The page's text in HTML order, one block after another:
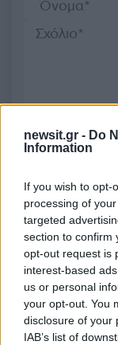
newsit.gr - Do
Information
If you wish to opt-
processing of
targeted
section to confirm
opt-out request is
interest-based
us or personal
your opt-out. You
disclosure of your
IAB’s list of
Πολιτική Απορρήτου
Ακολουθήστε το
ενημερωθείτε
τελευταία νέα